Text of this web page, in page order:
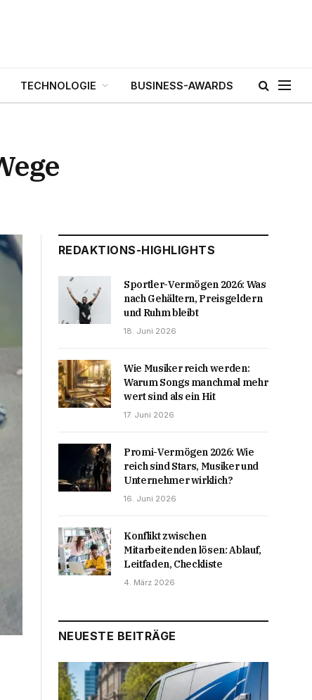
TECHNOLOGIE BUSINESS-AWARDS
REDAKTIONS-HIGHLIGHTS
Sportler-Vermögen 2026: Was
nach Gehältern, Preisgeldern
und Ruhm bleibt
18. Juni 2026
Wie Musiker reich werden:
Warum Songs manchmal mehr
wert sind als ein Hit
17. Juni 2026
Promi-Vermögen 2026: Wie
reich sind Stars, Musiker und
Unternehmer wirklich?
16. Juni 2026
Konflikt zwischen
Mitarbeitenden lösen: Ablauf,
Leitfaden, Checkliste
4. März 2026
NEUESTE BEITRÄGE